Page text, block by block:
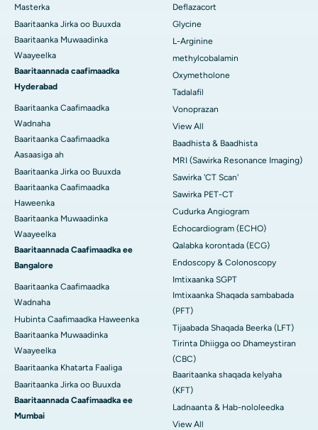
Masterka
Baaritaanka Jirka oo Buuxda
Baaritaanka Muwaadinka
Waayeelka
Baaritaannada caafimaadka
Hyderabad
Baaritaanka Caafimaadka
Wadnaha
Baaritaanka Caafimaadka
Aasaasiga ah
Baaritaanka Jirka oo Buuxda
Baaritaanka Caafimaadka
Haweenka
Baaritaanka Muwaadinka
Waayeelka
Baaritaannada Caafimaadka ee
Bangalore
Baaritaanka Caafimaadka
Wadnaha
Hubinta Caafimaadka Haweenka
Baaritaanka Muwaadinka
Waayeelka
Baaritaanka Khatarta Faaliga
Baaritaanka Jirka oo Buuxda
Baaritaannada Caafimaadka ee
Mumbai
Deflazacort
Glycine
L-Arginine
methylcobalamin
Oxymetholone
Tadalafil
Vonoprazan
View All
Baadhista & Baadhista
MRI (Sawirka Resonance Imaging)
Sawirka 'CT Scan'
Sawirka PET-CT
Cudurka Angiogram
Echocardiogram (ECHO)
Qalabka korontada (ECG)
Endoscopy & Colonoscopy
Imtixaanka SGPT
Imtixaanka Shaqada sambabada
(PFT)
Tijaabada Shaqada Beerka (LFT)
Tirinta Dhiigga oo Dhameystiran
(CBC)
Baaritaanka shaqada kelyaha
(KFT)
Ladnaanta & Hab-nololeedka
View All